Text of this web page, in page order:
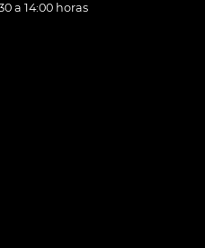
a 14:00 horas